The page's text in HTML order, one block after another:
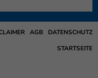
DATENSCHUTZ
AGB
STARTSEITE